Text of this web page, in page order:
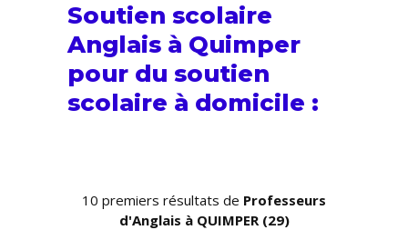
Soutien scolaire
Anglais à Quimper
pour du soutien
scolaire à domicile :
10 premiers résultats de Professeurs
d'Anglais à QUIMPER (29)